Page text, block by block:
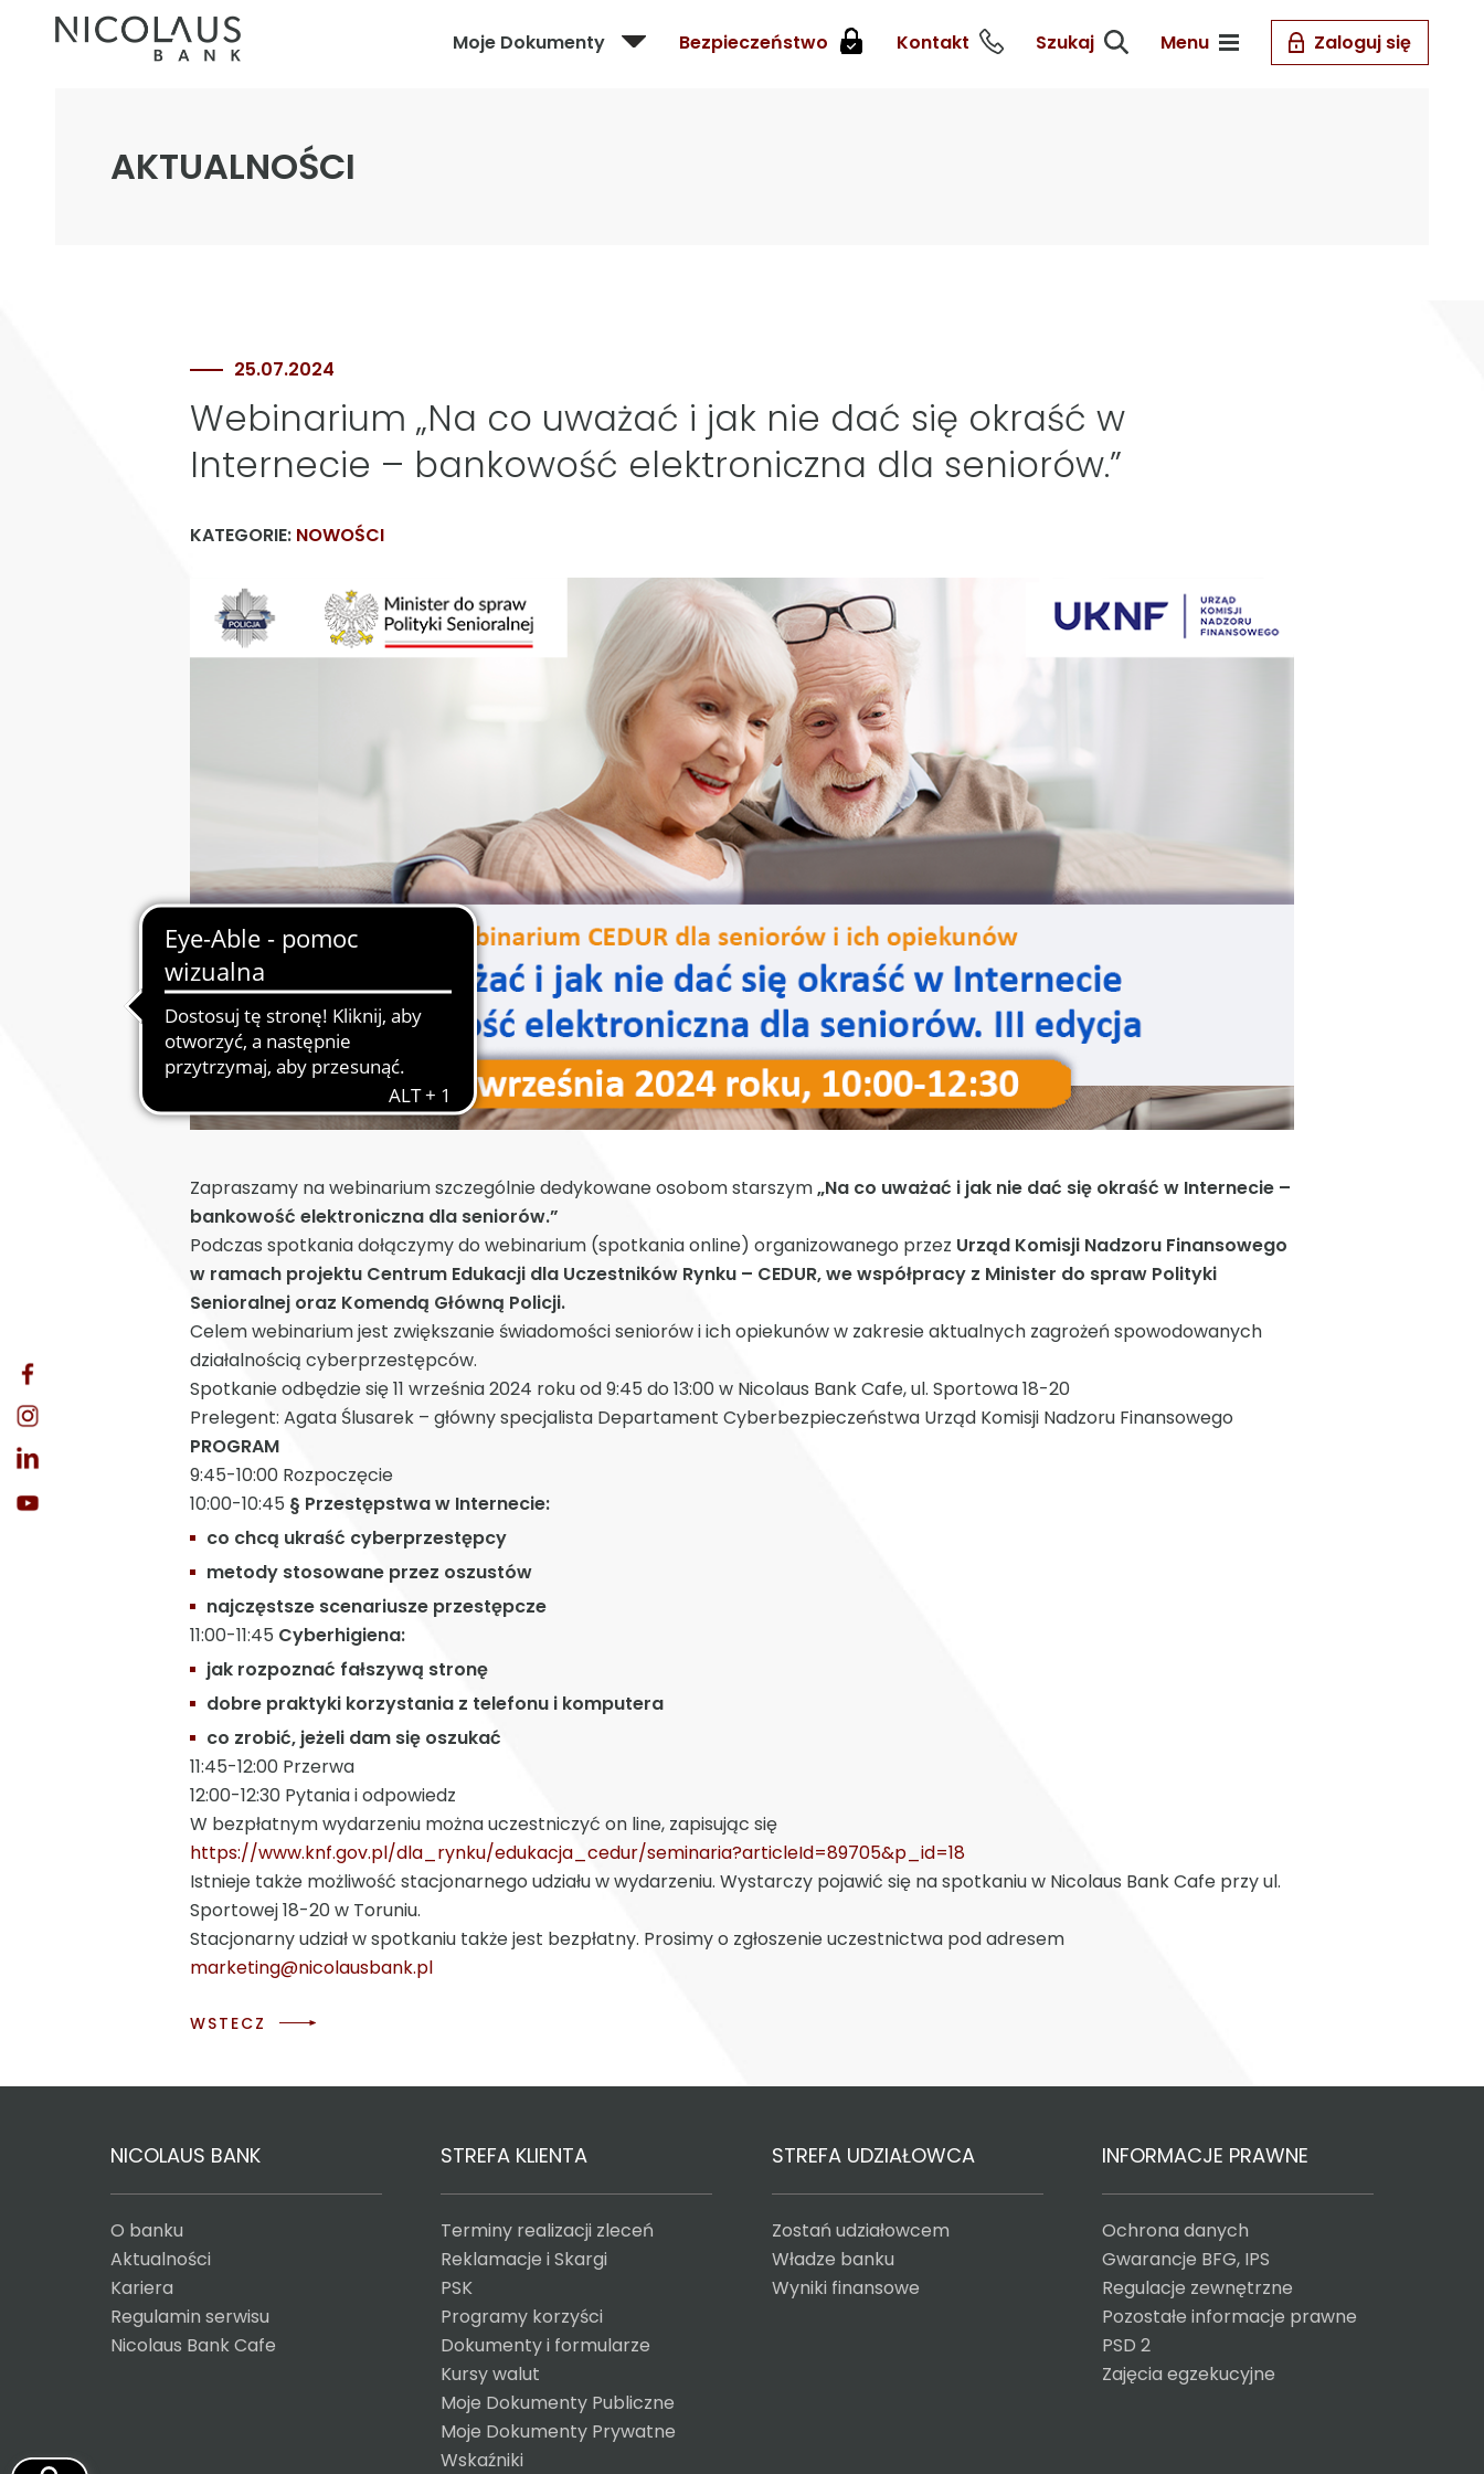
Moje Dokumenty Bezpieczeństwo Kontakt Szukaj Menu Zaloguj się
AKTUALNOŚCI
25.07.2024
Webinarium „Na co uważać i jak nie dać się okraść w
Internecie – bankowość elektroniczna dla seniorów.”
KATEGORIE: NOWOŚCI
Zapraszamy na webinarium szczególnie dedykowane osobom starszym„Na co uważać i jak nie dać się okraść w Internecie –
bankowość elektroniczna dla seniorów.”
Podczas spotkania dołączymy do webinarium (spotkania online) organizowanego przez Urząd Komisji Nadzoru Finansowego
w ramach projektu Centrum Edukacji dla Uczestników Rynku – CEDUR, we współpracy z Minister do spraw Polityki
Senioralnej oraz Komendą Główną Policji.
Celem webinarium jest zwiększanie świadomości seniorów i ich opiekunów w zakresie aktualnych zagrożeń spowodowanych
działalnością cyberprzestępców.
Spotkanie odbędzie się 11 września 2024 roku od 9:45 do 13:00 w Nicolaus Bank Cafe, ul. Sportowa 18-20
Prelegent: Agata Ślusarek – główny specjalista Departament Cyberbezpieczeństwa Urząd Komisji Nadzoru Finansowego
PROGRAM
9:45-10:00 Rozpoczęcie
10:00-10:45 § Przestępstwa w Internecie:
co chcą ukraść cyberprzestępcy
metody stosowane przez oszustów
najczęstsze scenariusze przestępcze
11:00-11:45 Cyberhigiena:
jak rozpoznać fałszywą stronę
dobre praktyki korzystania z telefonu i komputera
co zrobić, jeżeli dam się oszukać
11:45-12:00 Przerwa
12:00-12:30 Pytania i odpowiedz
W bezpłatnym wydarzeniu można uczestniczyć on line, zapisując się
https://www.knf.gov.pl/dla_rynku/edukacja_cedur/seminaria?articleId=89705&p_id=18
Istnieje także możliwość stacjonarnego udziału w wydarzeniu. Wystarczy pojawić się na spotkaniu w Nicolaus Bank Cafe przy ul.
Sportowej 18-20 w Toruniu.
Stacjonarny udział w spotkaniu także jest bezpłatny. Prosimy o zgłoszenie uczestnictwa pod adresem
marketing@nicolausbank.pl
WSTECZ
NICOLAUS BANK
O banku
Aktualności
Kariera
Regulamin serwisu
Nicolaus Bank Cafe
STREFA KLIENTA
Terminy realizacji zleceń
Reklamacje i Skargi
PSK
Programy korzyści
Dokumenty i formularze
Kursy walut
Moje Dokumenty Publiczne
Moje Dokumenty Prywatne
Wskaźniki
STREFA UDZIAŁOWCA
Zostań udziałowcem
Władze banku
Wyniki finansowe
INFORMACJE PRAWNE
Ochrona danych
Gwarancje BFG, IPS
Regulacje zewnętrzne
Pozostałe informacje prawne
PSD 2
Zajęcia egzekucyjne